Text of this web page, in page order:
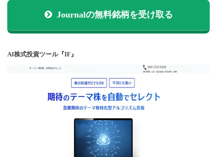
Journalの無料銘柄を受け取る
AI株式投資ツール『IF』